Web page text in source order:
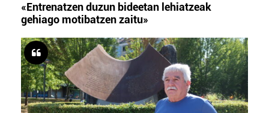
«Entrenatzen duzun bideetan lehiatzeak
gehiago motibatzen zaitu»